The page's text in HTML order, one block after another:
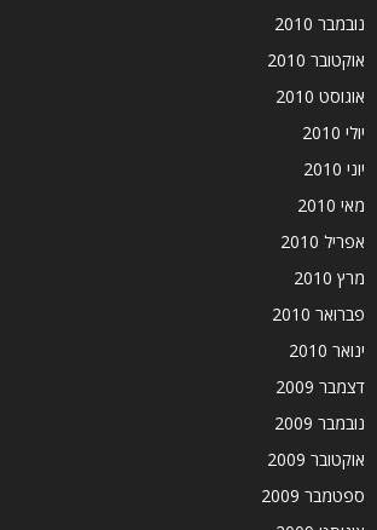
נובמבר 2010
אוקטובר 2010
אוגוסט 2010
יולי 2010
יוני 2010
מאי 2010
אפריל 2010
מרץ 2010
פברואר 2010
ינואר 2010
דצמבר 2009
נובמבר 2009
אוקטובר 2009
ספטמבר 2009